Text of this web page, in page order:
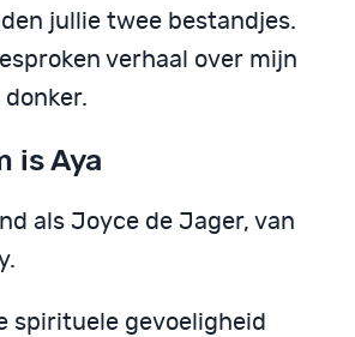
jullie twee bestandjes.
verhaal over mijn
is Aya
als Joyce de Jager, van
spirituele gevoeligheid